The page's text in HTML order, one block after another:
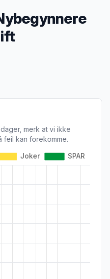
merk at vi ikke
feil kan forekomme.